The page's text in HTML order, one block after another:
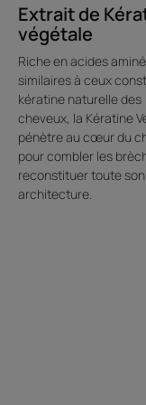
Une
silicone
en
• Répare
ciblée sur les
• Protège les
pellicer, le sérum
jusqu'à 220°c et
• Sensorialité
Extrait de
végétale
Riche en acides
similaires à ceux
kératine naturelle des
cheveux, la Kératine
pénètre au cœur du
pour combler les
reconstituer toute son
architecture.